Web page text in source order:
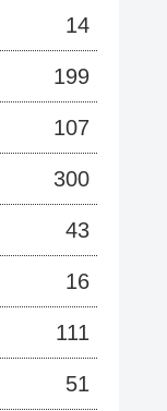
14
199
107
300
43
16
111
51